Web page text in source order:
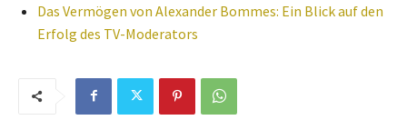
Das Vermögen von Alexander Bommes: Ein Blick auf den
Erfolg des TV-Moderators